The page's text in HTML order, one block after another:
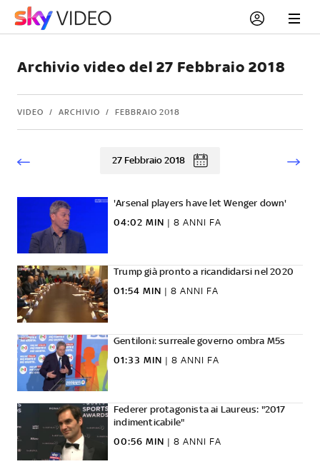
Archivio video del 27 Febbraio 2018
VIDEO ARCHIVIO FEBBRAIO 2018
27 Febbraio 2018
'Arsenal players have let Wenger down'
04:02 MIN | 8 ANNI FA
Trump già pronto a ricandidarsi nel 2020
01:54 MIN | 8 ANNI FA
Gentiloni: surreale governo ombra M5s
01:33 MIN | 8 ANNI FA
Federer protagonista ai Laureus: "2017
indimenticabile"
00:56 MIN | 8 ANNI FA